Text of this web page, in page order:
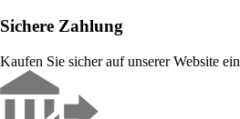
Sichere Zahlung
Kaufen Sie sicher auf unserer Website ein